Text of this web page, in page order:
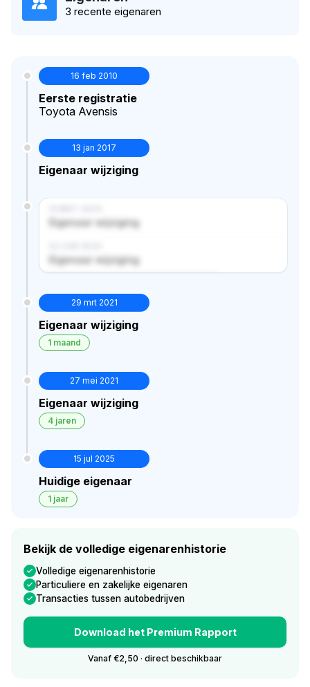
3 recente eigenaren
16 feb 2010
Eerste registratie
Toyota Avensis
13 jan 2017
Eigenaar wijziging
Eigenaar wijziging
Eigenaar wijziging
29 mrt 2021
Eigenaar wijziging
1 maand
27 mei 2021
Eigenaar wijziging
4 jaren
15 jul 2025
Huidige eigenaar
1 jaar
Bekijk de volledige eigenarenhistorie
Volledige eigenarenhistorie
Particuliere en zakelijke eigenaren
Transacties tussen autobedrijven
Download het Premium Rapport
Vanaf €2,50 · direct beschikbaar